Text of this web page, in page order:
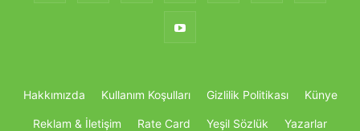
Hakkımızda Kullanım Koşulları Gizlilik Politikası Künye
Reklam & İletişim Rate Card Yeşil Sözlük Yazarlar